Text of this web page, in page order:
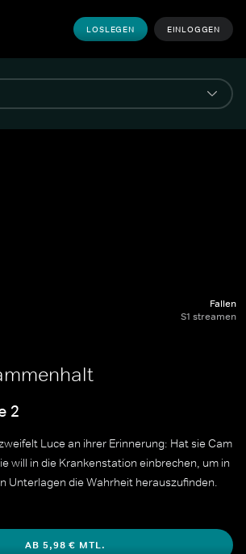
LOSLEGEN EINLOGGEN
Fallen
S1 streamen
2
Luce an ihrer Erinnerung: Hat sie Cam
will in die Krankenstation einbrechen, um in
Unterlagen die Wahrheit herauszufinden.
AB 5,98 € MTL.